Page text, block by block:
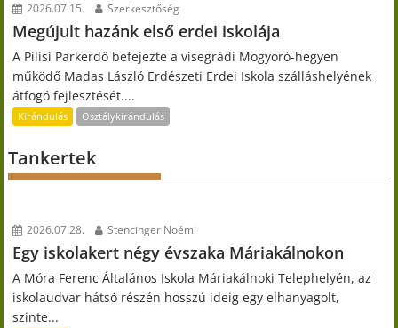
2026.07.15. Szerkesztőség
Megújult hazánk első erdei iskolája
A Pilisi Parkerdő befejezte a visegrádi Mogyoró-hegyen
működő Madas László Erdészeti Erdei Iskola szálláshelyének
átfogó fejlesztését....
Kirándulás Osztálykirándulás
Tankertek
2026.07.28. Stencinger Noémi
Egy iskolakert négy évszaka Máriakálnokon
A Móra Ferenc Általános Iskola Máriakálnoki Telephelyén, az
iskolaudvar hátsó részén hosszú ideig egy elhanyagolt,
szinte...